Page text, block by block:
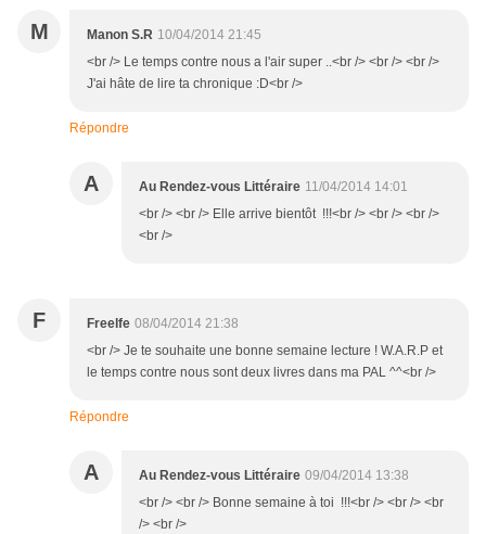
M Manon S.R 10/04/2014 21:45
<br /> Le temps contre nous a l'air super ..<br /> <br /> <br />
J'ai hâte de lire ta chronique :D<br />
Répondre
A Au Rendez-vous Littéraire 11/04/2014 14:01
<br /> <br /> Elle arrive bientôt !!!<br /> <br /> <br />
<br />
F Freelfe 08/04/2014 21:38
<br /> Je te souhaite une bonne semaine lecture ! W.A.R.P et
le temps contre nous sont deux livres dans ma PAL ^^<br />
Répondre
A Au Rendez-vous Littéraire 09/04/2014 13:38
<br /> <br /> Bonne semaine à toi !!!<br /> <br /> <br
/> <br />